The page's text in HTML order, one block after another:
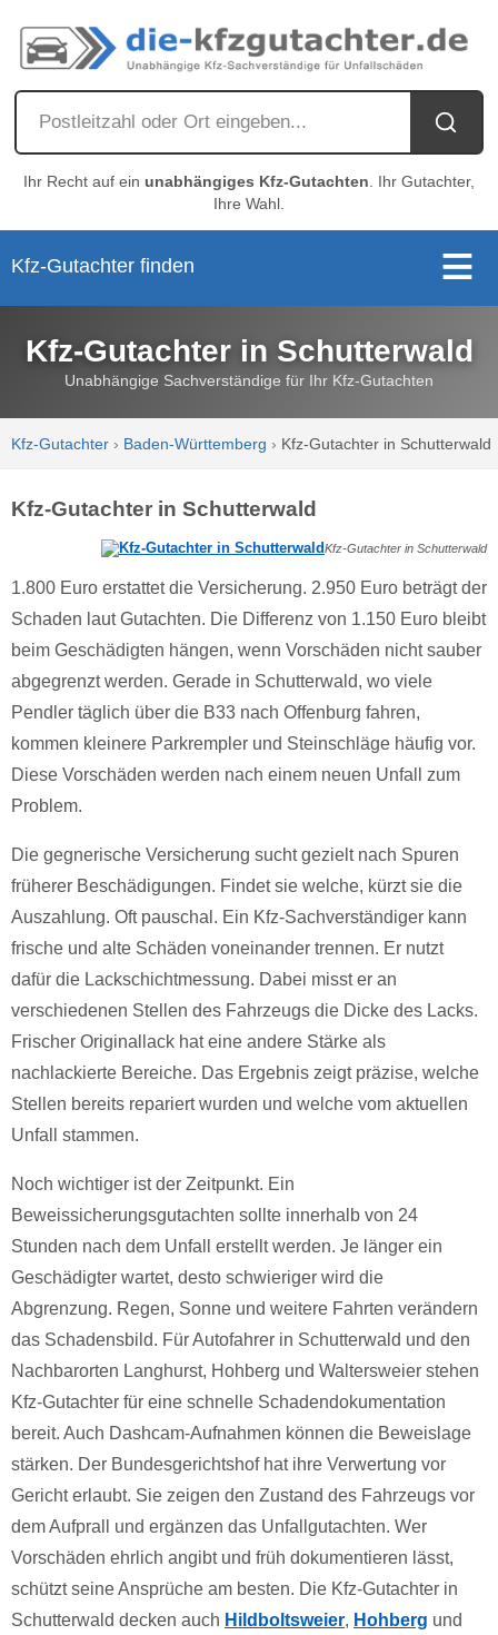
Ihr Recht auf ein unabhängiges Kfz-Gutachten . Ihr Gutachter,
Ihre Wahl.
Kfz-Gutachter finden
Kfz-Gutachter in Schutterwald
Unabhängige Sachverständige für Ihr Kfz-Gutachten
Kfz-Gutachter › Baden-Württemberg › Kfz-Gutachter in Schutterwald
Kfz-Gutachter in Schutterwald
Kfz-Gutachter in Schutterwald
1.800 Euro erstattet die Versicherung. 2.950 Euro beträgt der
Schaden laut Gutachten. Die Differenz von 1.150 Euro bleibt
beim Geschädigten hängen, wenn Vorschäden nicht sauber
abgegrenzt werden. Gerade in Schutterwald, wo viele
Pendler täglich über die B33 nach Offenburg fahren,
kommen kleinere Parkrempler und Steinschläge häufig vor.
Diese Vorschäden werden nach einem neuen Unfall zum
Problem.
Die gegnerische Versicherung sucht gezielt nach Spuren
früherer Beschädigungen. Findet sie welche, kürzt sie die
Auszahlung. Oft pauschal. Ein Kfz-Sachverständiger kann
frische und alte Schäden voneinander trennen. Er nutzt
dafür die Lackschichtmessung. Dabei misst er an
verschiedenen Stellen des Fahrzeugs die Dicke des Lacks.
Frischer Originallack hat eine andere Stärke als
nachlackierte Bereiche. Das Ergebnis zeigt präzise, welche
Stellen bereits repariert wurden und welche vom aktuellen
Unfall stammen.
Noch wichtiger ist der Zeitpunkt. Ein
Beweissicherungsgutachten sollte innerhalb von 24
Stunden nach dem Unfall erstellt werden. Je länger ein
Geschädigter wartet, desto schwieriger wird die
Abgrenzung. Regen, Sonne und weitere Fahrten verändern
das Schadensbild. Für Autofahrer in Schutterwald und den
Nachbarorten Langhurst, Hohberg und Waltersweier stehen
Kfz-Gutachter für eine schnelle Schadendokumentation
bereit. Auch Dashcam-Aufnahmen können die Beweislage
stärken. Der Bundesgerichtshof hat ihre Verwertung vor
Gericht erlaubt. Sie zeigen den Zustand des Fahrzeugs vor
dem Aufprall und ergänzen das Unfallgutachten. Wer
Vorschäden ehrlich angibt und früh dokumentieren lässt,
schützt seine Ansprüche am besten. Die Kfz-Gutachter in
Schutterwald decken auch Hildboltsweier, Hohberg und